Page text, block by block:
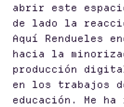
abrir este
de lado la
Aquí Rendueles
hacia la
producción
en los trabajos
educación. Me